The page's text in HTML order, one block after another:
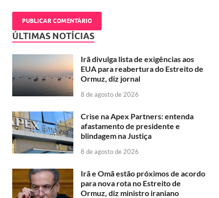
ÚLTIMAS NOTÍCIAS
Irã divulga lista de exigências aos
EUA para reabertura do Estreito de
Ormuz, diz jornal
8 de agosto de 2026
Crise na Apex Partners: entenda
afastamento de presidente e
blindagem na Justiça
8 de agosto de 2026
Irã e Omã estão próximos de acordo
para nova rota no Estreito de
Ormuz, diz ministro iraniano